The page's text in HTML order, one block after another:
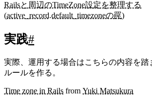
Railsと周辺のTimeZone設定を整理する
(active_record.default_timezoneの罠)
実践#
実際、運用する場合はこちらの内容を踏
ルールを作る。
Time zone in Rails from Yuki Matsukura